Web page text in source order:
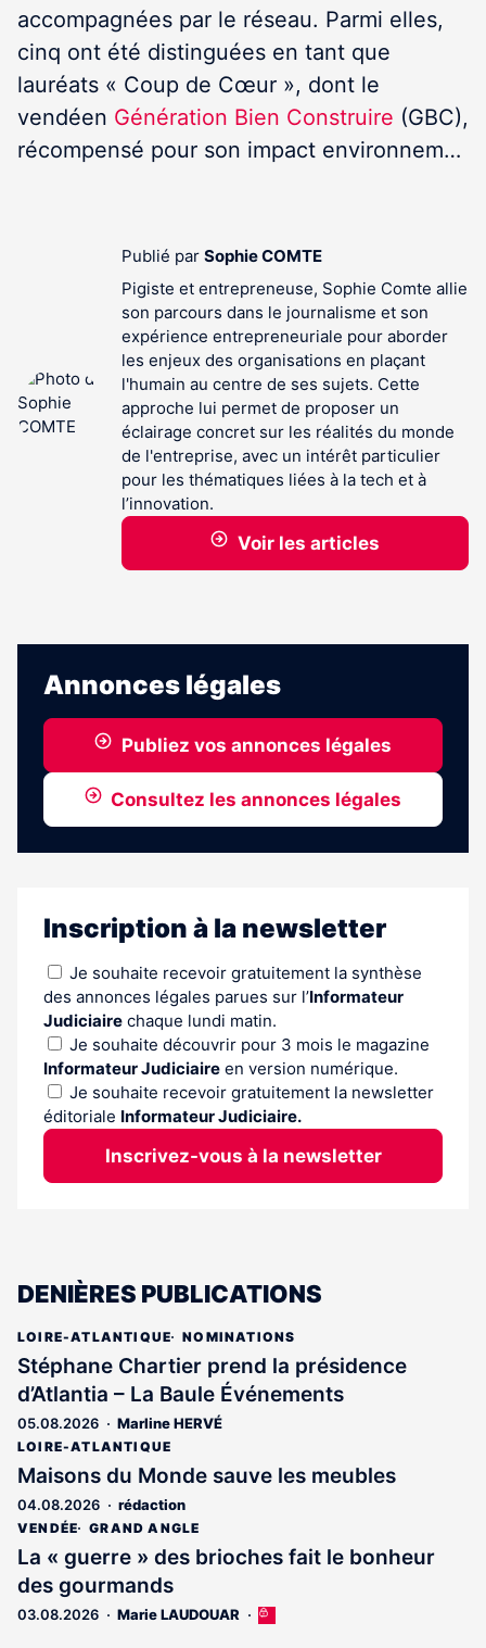
accompagnées par le réseau. Parmi elles,
cinq ont été distinguées en tant que
lauréats « Coup de Cœur », dont le
vendéen Génération Bien Construire (GBC),
récompensé pour son impact environnem…
Publié par Sophie COMTE
Pigiste et entrepreneuse, Sophie Comte allie
son parcours dans le journalisme et son
expérience entrepreneuriale pour aborder
les enjeux des organisations en plaçant
l'humain au centre de ses sujets. Cette
approche lui permet de proposer un
éclairage concret sur les réalités du monde
de l'entreprise, avec un intérêt particulier
pour les thématiques liées à la tech et à
l’innovation.
Voir les articles
Annonces légales
Publiez vos annonces légales
Consultez les annonces légales
Inscription à la newsletter
Je souhaite recevoir gratuitement la synthèse
des annonces légales parues sur l’Informateur
Judiciaire chaque lundi matin.
Je souhaite découvrir pour 3 mois le magazine
Informateur Judiciaire en version numérique.
Je souhaite recevoir gratuitement la newsletter
éditoriale Informateur Judiciaire.
Inscrivez-vous à la newsletter
DENIÈRES PUBLICATIONS
LOIRE-ATLANTIQUE NOMINATIONS
Stéphane Chartier prend la présidence
d’Atlantia – La Baule Événements
05.08.2026 Marline HERVÉ
LOIRE-ATLANTIQUE
Maisons du Monde sauve les meubles
04.08.2026 rédaction
VENDÉE GRAND ANGLE
La « guerre » des brioches fait le bonheur
des gourmands
03.08.2026 Marie LAUDOUAR
Cet